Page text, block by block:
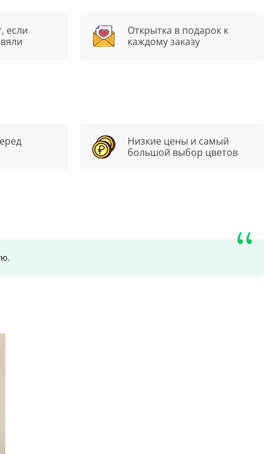
если
Открытка в подарок к
каждому заказу
Низкие цены и самый
большой выбор цветов